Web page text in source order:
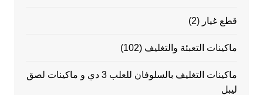
قطع غيار (2)
ماكينات التعبئة والتغليف (102)
ماكينات التغليف بالسلوفان للعلب 3 دي و ماكينات لصق
ليبل